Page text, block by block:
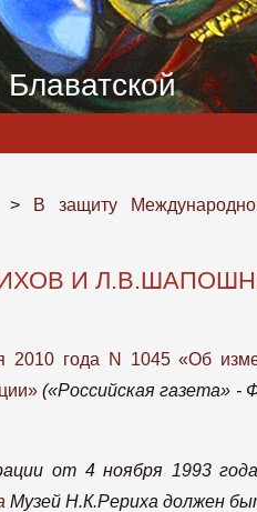
>
В защиту
И
2010 года N 1045 «Об
(«Российская газета» -
от 4 ноября 1993
Музей Н.К.Рериха должен